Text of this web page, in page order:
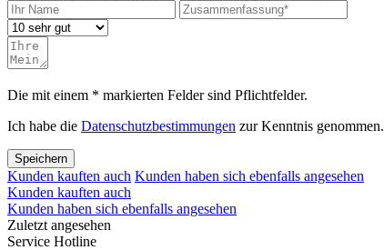
Die mit einem * markierten Felder sind Pflichtfelder.
Ich habe die Datenschutzbestimmungen zur Kenntnis genommen.
Speichern
Kunden kauften auch Kunden haben sich ebenfalls angesehen
Kunden kauften auch
Kunden haben sich ebenfalls angesehen
Zuletzt angesehen
Service Hotline